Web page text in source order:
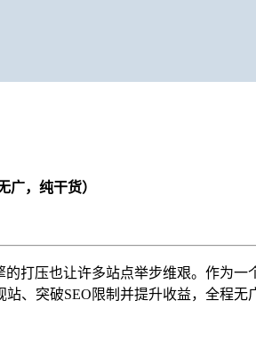
，纯干货）
打压也让许多站点举步维艰。作为
、突破SEO限制并提升收益，全程无